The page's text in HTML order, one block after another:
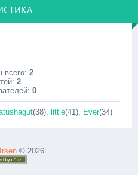
всего: 2
2
0
(38), little(41), Ever(34)
Irsen © 2026